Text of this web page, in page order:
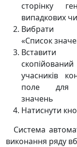
сторінку
випадкових
Вибрати
«Список
Вставити
учасників
поле для
значень
Натиснути
Система
виконання ряду